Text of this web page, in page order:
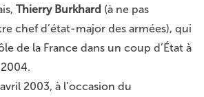
Thierry Burkhard (à ne pas
chef d’état-major des armées), qui
de la France dans un coup d’État à
2003, à l’occasion du